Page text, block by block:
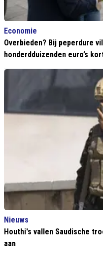
Economie
Overbieden? Bij peperdure
honderdduizenden euro’s
Nieuws
Houthi's vallen Saudische
aan